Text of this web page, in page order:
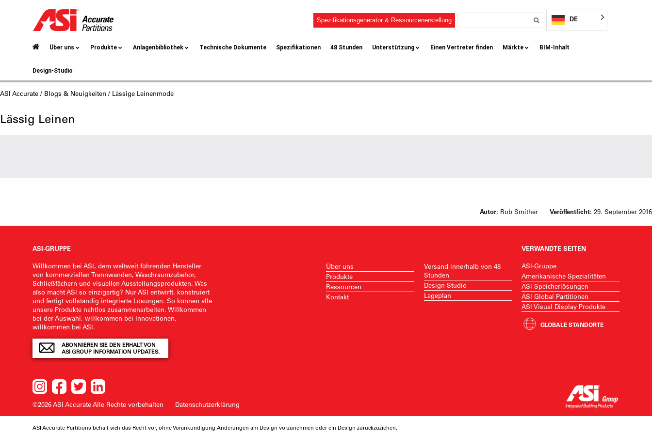
Spezifikationsgenerator & Ressourcenerstellung DE
Über uns Produkte Anlagenbibliothek Technische Dokumente Spezifikationen 48 Stunden Unterstützung Einen Vertreter finden Märkte BIM-Inhalt
Design-Studio
ASI Accurate / Blogs & Neuigkeiten / Lässige Leinenmode
Lässig Leinen
Autor: Rob Smither Veröffentlicht: 29. September 2016
ASI-GRUPPE
Willkommen bei ASI, dem weltweit führenden Hersteller
von kommerziellen Trennwänden, Waschraumzubehör,
Schließfächern und visuellen Ausstellungsprodukten. Was
also macht ASI so einzigartig? Nur ASI entwirft, konstruiert
und fertigt vollständig integrierte Lösungen. So können alle
unsere Produkte nahtlos zusammenarbeiten. Willkommen
bei der Auswahl, willkommen bei Innovationen,
willkommen bei ASI.
ABONNIEREN SIE DEN ERHALT VON
ASI GROUP INFORMATION UPDATES.
Über uns
Produkte
Ressourcen
Kontakt
Versand innerhalb von 48
Stunden
Design-Studio
Lageplan
VERWANDTE SEITEN
ASI-Gruppe
Amerikanische Spezialitäten
ASI Speicherlösungen
ASI Global Partitionen
ASI Visual Display Produkte
GLOBALE STANDORTE
©2026 ASI AccurateAlle Rechte vorbehalten Datenschutzerklärung
ASI Accurate Partitions behält sich das Recht vor, ohne Vorankündigung Änderungen am Design vorzunehmen oder ein Design zurückzuziehen.